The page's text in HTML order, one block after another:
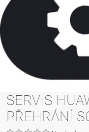
SERVIS
PŘEHRÁNÍ